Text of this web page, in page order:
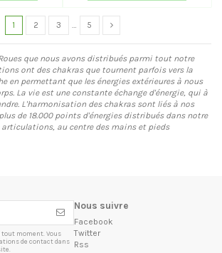
1 2 3 … 5
que nous avons distribués parmi tout notre
ont des chakras que tournent parfois vers la
en permettant que les énergies extérieures à nous
La vie est une constante échange d'énergie, qui à
L'harmonisation des chakras sont liés à nos
de 18.000 points d'énergies distribués dans notre
au centre des mains et pieds
tout moment. Vous
de contact dans
Nous suivre
Facebook
Twitter
Rss